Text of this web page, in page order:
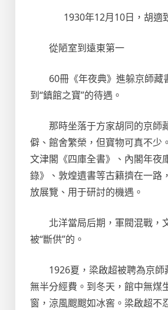
1930年12月10日，胡適
從陋室到遠東第一
60冊《年夜典》進躲京師藏
到“鎮館之寶”的待遇。
那時坐落于方家胡同的京師
僻、館舍繁榮，但寶物可真不少
文津閣《四庫全書》、內閣年夜
錄》、敦煌遺書等古籍擠在一路
放展覽、用于研討的機遇。
北洋當局后期，軍閥混戰，
被“斷供”的。
1926夏，梁啟超被聘為京師
無半分經費。到冬天，館中無煤
窗，涼風颼颼如冰窖。梁啟超不